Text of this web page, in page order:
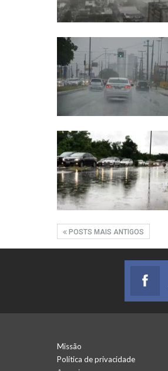
POSTS MAIS ANTIGOS
Missão
Política de privacidade